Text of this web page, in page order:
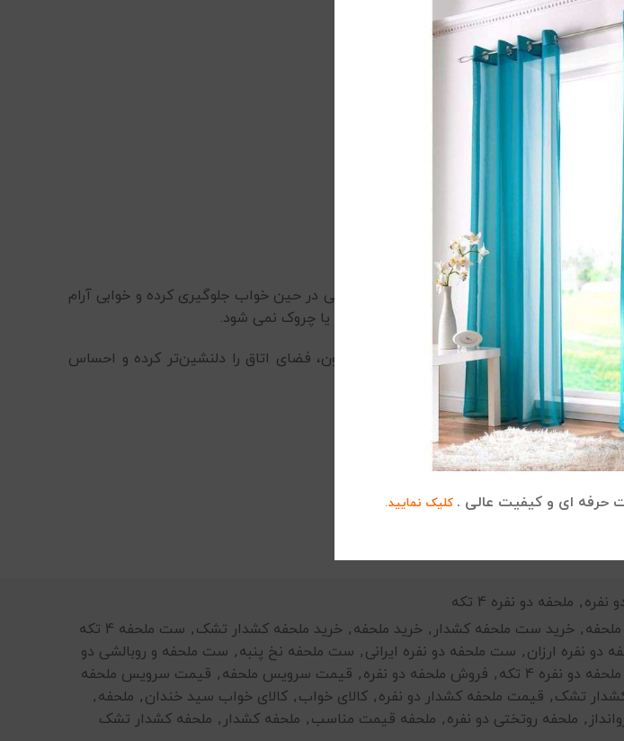
حرفه ای و کیفیت عالی . کلیک نمایید.
دونفره از جمع شدن ملحفه یا ایجاد ناراحتی در حین خواب جلوگیری کرده و خوابی آرام
به راحتی فیکس می شود و هنگام خواب جمع یا چروک نمی شود.
ملایم و طرح‌های هماهنگ با دکوراسیون، فضای اتاق را دلنشین‌تر کرده و احساس
خواب باید داشت.
فروشگاه ما دیدن فرمایید.
نفره, ملحفه دو نفره 4 تکه
, خرید ست ملحفه کشدار , خرید ملحفه, خرید ملحفه کشدار تشک, ست ملحفه 4 تکه
دو نفره ارزان, ست ملحفه دو نفره ایرانی, ست ملحفه نخ پنبه, ست ملحفه و روبالشی دو
دو نفره 4 تکه , فروش ملحفه دو نفره, قیمت سرویس ملحفه, قیمت سرویس ملحفه
تشک, قیمت ملحفه کشدار دو نفره, کالای خواب, کالای خواب سید خندان, ملحفه,
, ملحفه روتختی دو نفره, ملحفه قیمت مناسب, ملحفه کشدار , ملحفه کشدار تشک